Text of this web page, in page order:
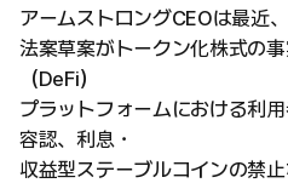
アームストロングCEOは最近、
法案草案がトークン化株式の
（DeFi）
プラットフォームにおける利
容認、利息・
収益型ステーブルコインの禁